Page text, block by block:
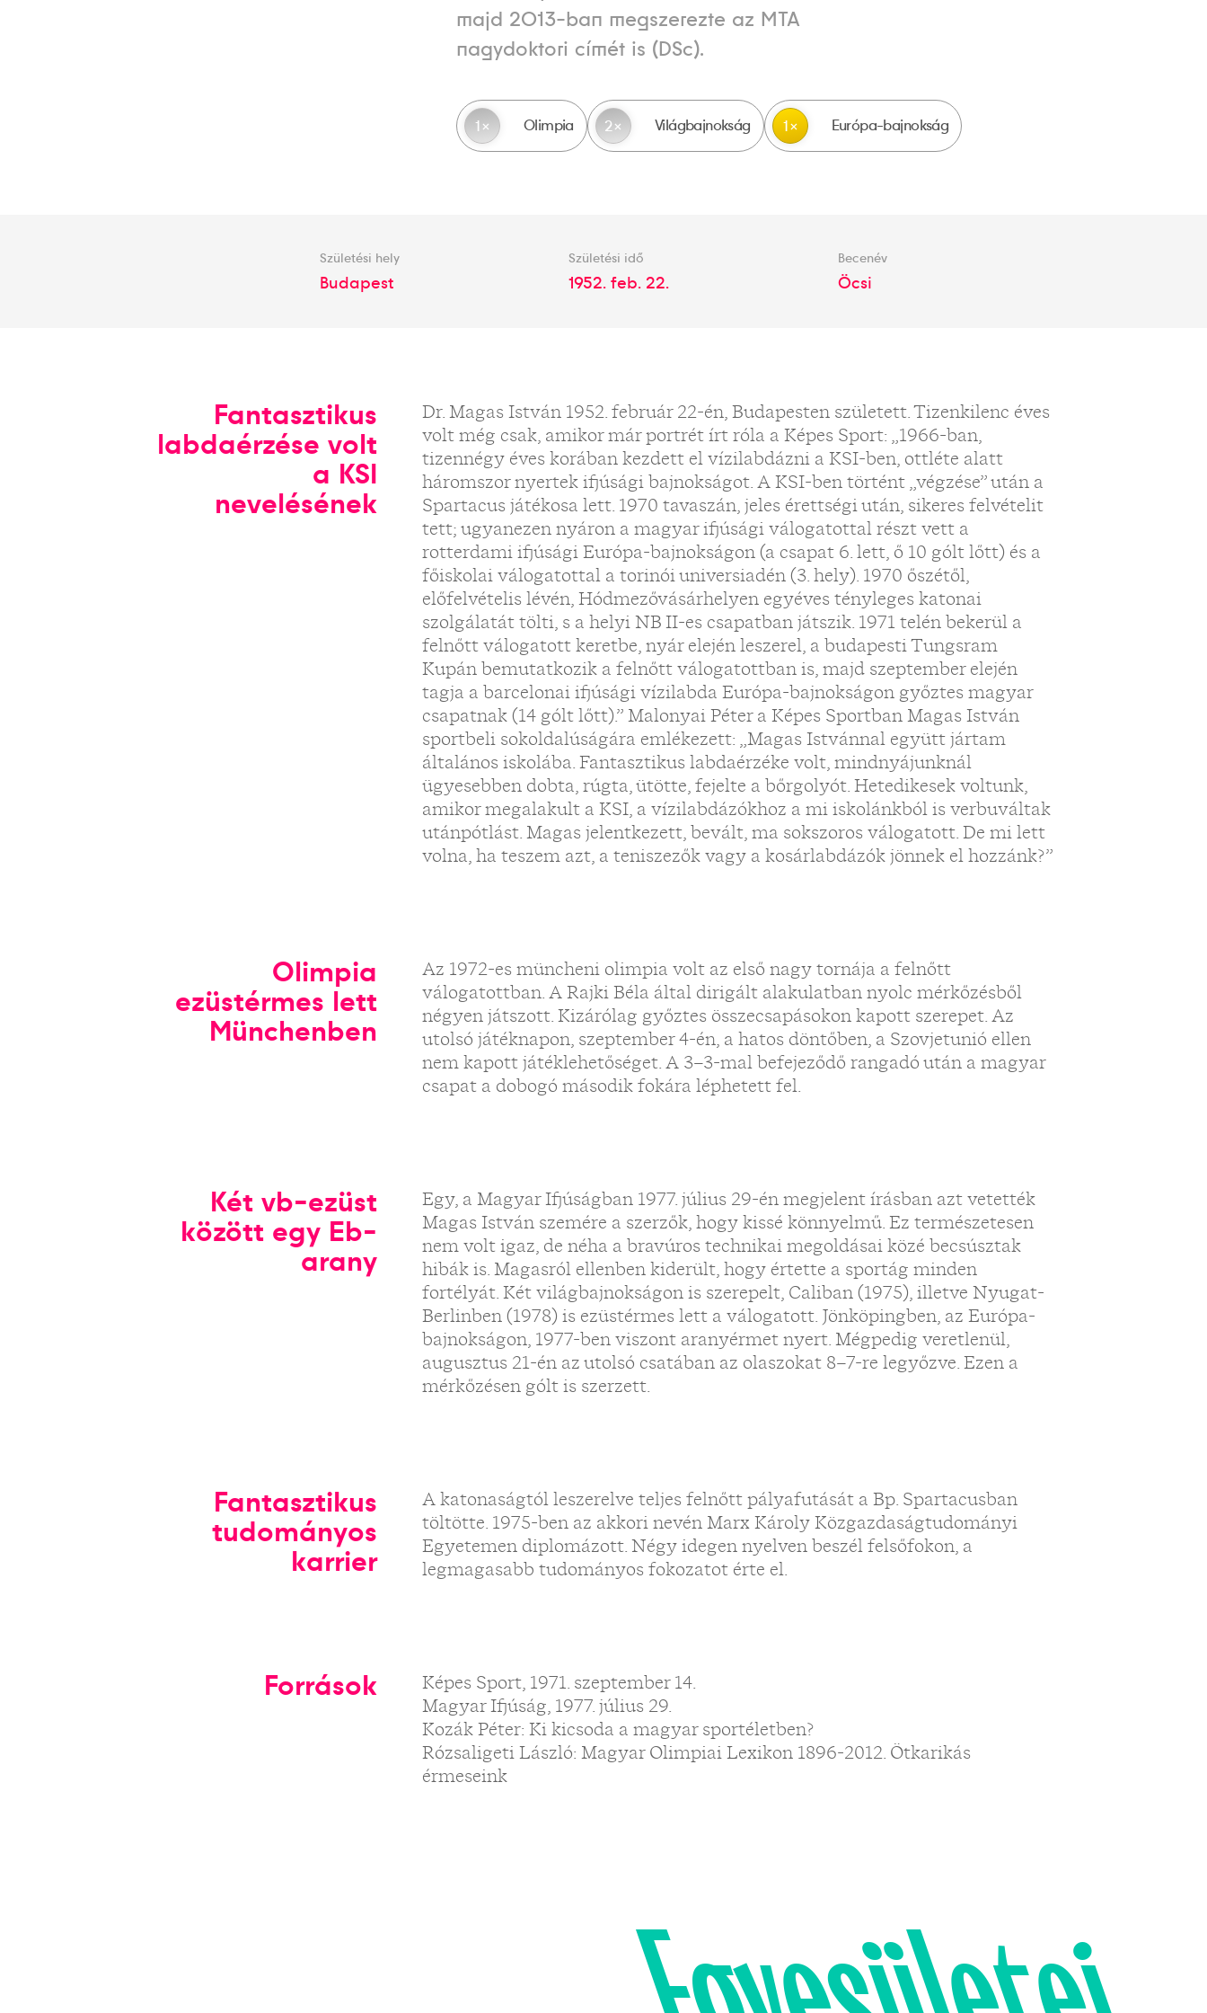
majd 2013-ban megszerezte az MTA
nagydoktori címét is (DSc).
1 Olimpia 2 Világbajnokság 1 Európa-bajnokság
Születési hely
Budapest
Születési idő
1952. feb. 22.
Becenév
Öcsi
Fantasztikus
labdaérzése volt
a KSI
nevelésének
Dr. Magas István 1952. február 22-én, Budapesten született. Tizenkilenc éves
volt még csak, amikor már portrét írt róla a Képes Sport: „1966-ban,
tizennégy éves korában kezdett el vízilabdázni a KSI-ben, ottléte alatt
háromszor nyertek ifjúsági bajnokságot. A KSI-ben történt „végzése” után a
Spartacus játékosa lett. 1970 tavaszán, jeles érettségi után, sikeres felvételit
tett; ugyanezen nyáron a magyar ifjúsági válogatottal részt vett a
rotterdami ifjúsági Európa-bajnokságon (a csapat 6. lett, ő 10 gólt lőtt) és a
főiskolai válogatottal a torinói universiadén (3. hely). 1970 őszétől,
előfelvételis lévén, Hódmezővásárhelyen egyéves tényleges katonai
szolgálatát tölti, s a helyi NB II-es csapatban játszik. 1971 telén bekerül a
felnőtt válogatott keretbe, nyár elején leszerel, a budapesti Tungsram
Kupán bemutatkozik a felnőtt válogatottban is, majd szeptember elején
tagja a barcelonai ifjúsági vízilabda Európa-bajnokságon győztes magyar
csapatnak (14 gólt lőtt).” Malonyai Péter a Képes Sportban Magas István
sportbeli sokoldalúságára emlékezett: „Magas Istvánnal együtt jártam
általános iskolába. Fantasztikus labdaérzéke volt, mindnyájunknál
ügyesebben dobta, rúgta, ütötte, fejelte a bőrgolyót. Hetedikesek voltunk,
amikor megalakult a KSI, a vízilabdázókhoz a mi iskolánkból is verbuváltak
utánpótlást. Magas jelentkezett, bevált, ma sokszoros válogatott. De mi lett
volna, ha teszem azt, a teniszezők vagy a kosárlabdázók jönnek el hozzánk?”
Olimpia
ezüstérmes lett
Münchenben
Az 1972-es müncheni olimpia volt az első nagy tornája a felnőtt
válogatottban. A Rajki Béla által dirigált alakulatban nyolc mérkőzésből
négyen játszott. Kizárólag győztes összecsapásokon kapott szerepet. Az
utolsó játéknapon, szeptember 4-én, a hatos döntőben, a Szovjetunió ellen
nem kapott játéklehetőséget. A 3–3-mal befejeződő rangadó után a magyar
csapat a dobogó második fokára léphetett fel.
Két vb-ezüst
között egy Eb-
arany
Egy, a Magyar Ifjúságban 1977. július 29-én megjelent írásban azt vetették
Magas István szemére a szerzők, hogy kissé könnyelmű. Ez természetesen
nem volt igaz, de néha a bravúros technikai megoldásai közé becsúsztak
hibák is. Magasról ellenben kiderült, hogy értette a sportág minden
fortélyát. Két világbajnokságon is szerepelt, Caliban (1975), illetve Nyugat-
Berlinben (1978) is ezüstérmes lett a válogatott. Jönköpingben, az Európa-
bajnokságon, 1977-ben viszont aranyérmet nyert. Mégpedig veretlenül,
augusztus 21-én az utolsó csatában az olaszokat 8–7-re legyőzve. Ezen a
mérkőzésen gólt is szerzett.
Fantasztikus
tudományos
karrier
A katonaságtól leszerelve teljes felnőtt pályafutását a Bp. Spartacusban
töltötte. 1975-ben az akkori nevén Marx Károly Közgazdaságtudományi
Egyetemen diplomázott. Négy idegen nyelven beszél felsőfokon, a
legmagasabb tudományos fokozatot érte el.
Források
Képes Sport, 1971. szeptember 14.
Magyar Ifjúság, 1977. július 29.
Kozák Péter: Ki kicsoda a magyar sportéletben?
Rózsaligeti László: Magyar Olimpiai Lexikon 1896-2012. Ötkarikás
érmeseink